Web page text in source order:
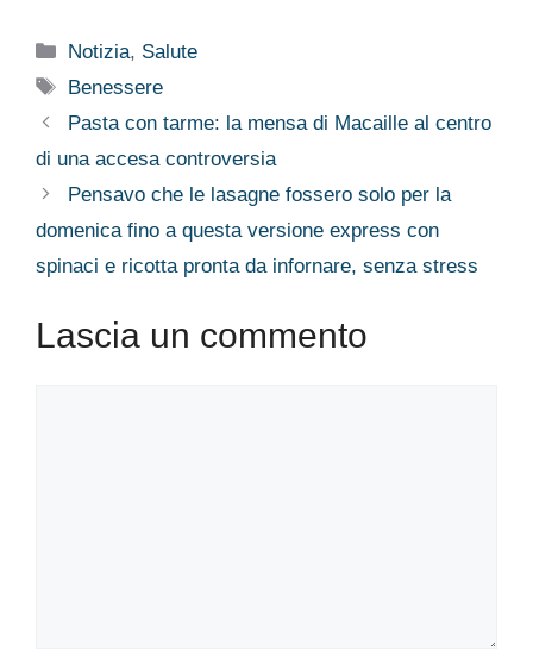
Categorie
Notizia, Salute
Tag
Benessere
Pasta con tarme: la mensa di Macaille al centro
di una accesa controversia
Pensavo che le lasagne fossero solo per la
domenica fino a questa versione express con
spinaci e ricotta pronta da infornare, senza stress
Lascia un commento